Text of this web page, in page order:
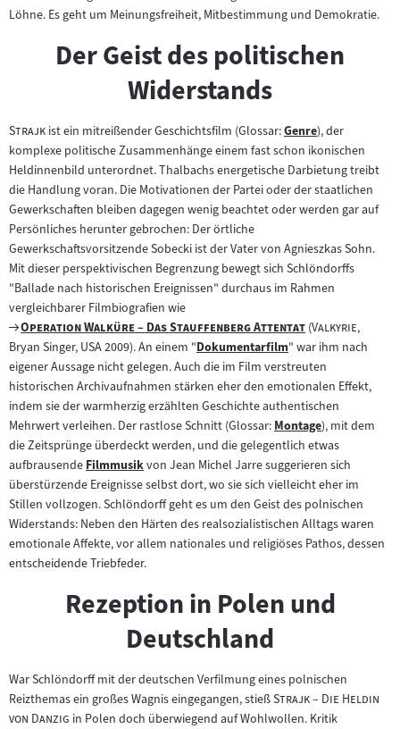
Löhne. Es geht um Meinungsfreiheit, Mitbestimmung und Demokratie.
Der Geist des politischen
Widerstands
"
Strajk"ist ein mitreißender Geschichtsfilm (Glossar:Zum
Inhalt:
Genre), der
komplexe politische Zusammenhänge einem fast schon ikonischen
Heldinnenbild unterordnet. Thalbachs energetische Darbietung treibt
die Handlung voran. Die Motivationen der Partei oder der staatlichen
Gewerkschaften bleiben dagegen wenig beachtet oder werden gar auf
Persönliches herunter gebrochen: Der örtliche
Gewerkschaftsvorsitzende Sobecki ist der Vater von Agnieszkas Sohn.
Mit dieser perspektivischen Begrenzung bewegt sich Schlöndorffs
"Ballade nach historischen Ereignissen" durchaus im Rahmen
vergleichbarer Filmbiografien wie
Zum
Filmarchiv:
"
Operation Walküre – Das Stauffenberg Attentat"("Valkyrie",
Bryan Singer, USA 2009). An einem "Zum
Inhalt:
Dokumentarfilm" war ihm nach
eigener Aussage nicht gelegen. Auch die im Film verstreuten
historischen Archivaufnahmen stärken eher den emotionalen Effekt,
indem sie der warmherzig erzählten Geschichte authentischen
Mehrwert verleihen. Der rastlose Schnitt (Glossar:Zum
Inhalt:
Montage), mit dem
die Zeitsprünge überdeckt werden, und die gelegentlich etwas
aufbrausendeZum
Inhalt:
Filmmusikvon Jean Michel Jarre suggerieren sich
überstürzende Ereignisse selbst dort, wo sie sich vielleicht eher im
Stillen vollzogen. Schlöndorff geht es um den Geist des polnischen
Widerstands: Neben den Härten des realsozialistischen Alltags waren
emotionale Affekte, vor allem nationales und religiöses Pathos, dessen
entscheidende Triebfeder.
Rezeption in Polen und
Deutschland
War Schlöndorff mit der deutschen Verfilmung eines polnischen
Reizthemas ein großes Wagnis eingegangen, stieß"
Strajk – Die Heldin
von Danzig "in Polen doch überwiegend auf Wohlwollen. Kritik